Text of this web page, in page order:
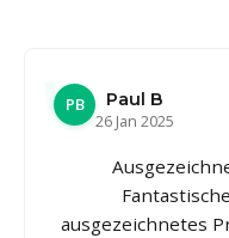
PB
Paul B
26 Jan 2025
ausgezeichnetes